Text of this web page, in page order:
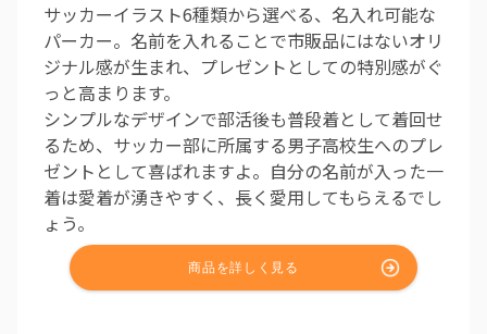
サッカーイラスト6種類から選べる、名入れ可能な
パーカー。名前を入れることで市販品にはないオリ
ジナル感が生まれ、プレゼントとしての特別感がぐ
っと高まります。
シンプルなデザインで部活後も普段着として着回せ
るため、サッカー部に所属する男子高校生へのプレ
ゼントとして喜ばれますよ。自分の名前が入った一
着は愛着が湧きやすく、長く愛用してもらえるでし
ょう。